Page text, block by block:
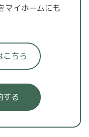
マイホームにも
こちら
する